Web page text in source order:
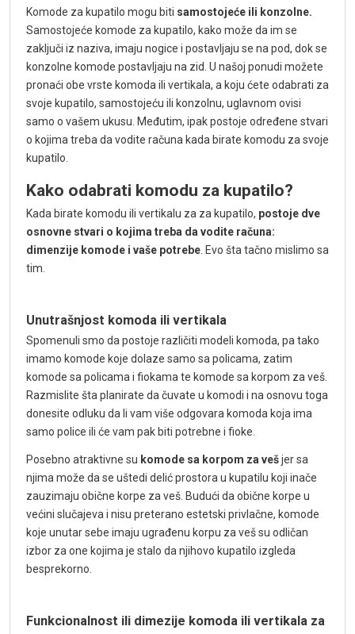
Komode za kupatilo mogu biti samostojeće ili konzolne.
Samostojeće komode za kupatilo, kako može da im se
zaključi iz naziva, imaju nogice i postavljaju se na pod, dok se
konzolne komode postavljaju na zid. U našoj ponudi možete
pronaći obe vrste komoda ili vertikala, a koju ćete odabrati za
svoje kupatilo, samostojeću ili konzolnu, uglavnom ovisi
samo o vašem ukusu. Međutim, ipak postoje određene stvari
o kojima treba da vodite računa kada birate komodu za svoje
kupatilo.
Kako odabrati komodu za kupatilo?
Kada birate komodu ili vertikalu za za kupatilo, postoje dve
osnovne stvari o kojima treba da vodite računa:
dimenzije komode i vaše potrebe. Evo šta tačno mislimo sa
tim.
Unutrašnjost komoda ili vertikala
Spomenuli smo da postoje različiti modeli komoda, pa tako
imamo komode koje dolaze samo sa policama, zatim
komode sa policama i fiokama te komode sa korpom za veš.
Razmislite šta planirate da čuvate u komodi i na osnovu toga
donesite odluku da li vam više odgovara komoda koja ima
samo police ili će vam pak biti potrebne i fioke.
Posebno atraktivne su komode sa korpom za vešjer sa
njima može da se uštedi delić prostora u kupatilu koji inače
zauzimaju obične korpe za veš. Budući da obične korpe u
većini slučajeva i nisu preterano estetski privlačne, komode
koje unutar sebe imaju ugrađenu korpu za veš su odličan
izbor za one kojima je stalo da njihovo kupatilo izgleda
besprekorno.
Funkcionalnost ili dimezije komoda ili vertikala za